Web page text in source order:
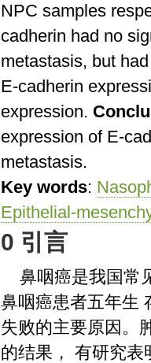
NPC samples
cadherin had no
metastasis, but
E-cadherin
expression.
expression of E-
metastasis.
Key words:
Epithelial-
0 引言
鼻咽癌是我国常
鼻咽癌患者五年生
失败的主要原因。
的结果， 有研究表